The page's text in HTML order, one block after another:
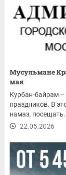
Мусульмане
мая
Курбан-байрам –
праздников. В
намаз,
22.05.2026